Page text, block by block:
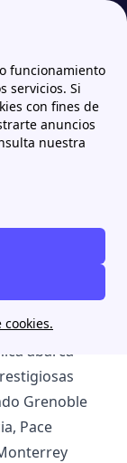
funcionamiento
servicios. Si
con fines de
anuncios
nuestra
en
luz y
en la
de
abarca
Grenoble
Pace